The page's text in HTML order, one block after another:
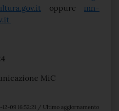
oppure mn-
MiC
09 16:52:21 / Ultimo aggiornamento